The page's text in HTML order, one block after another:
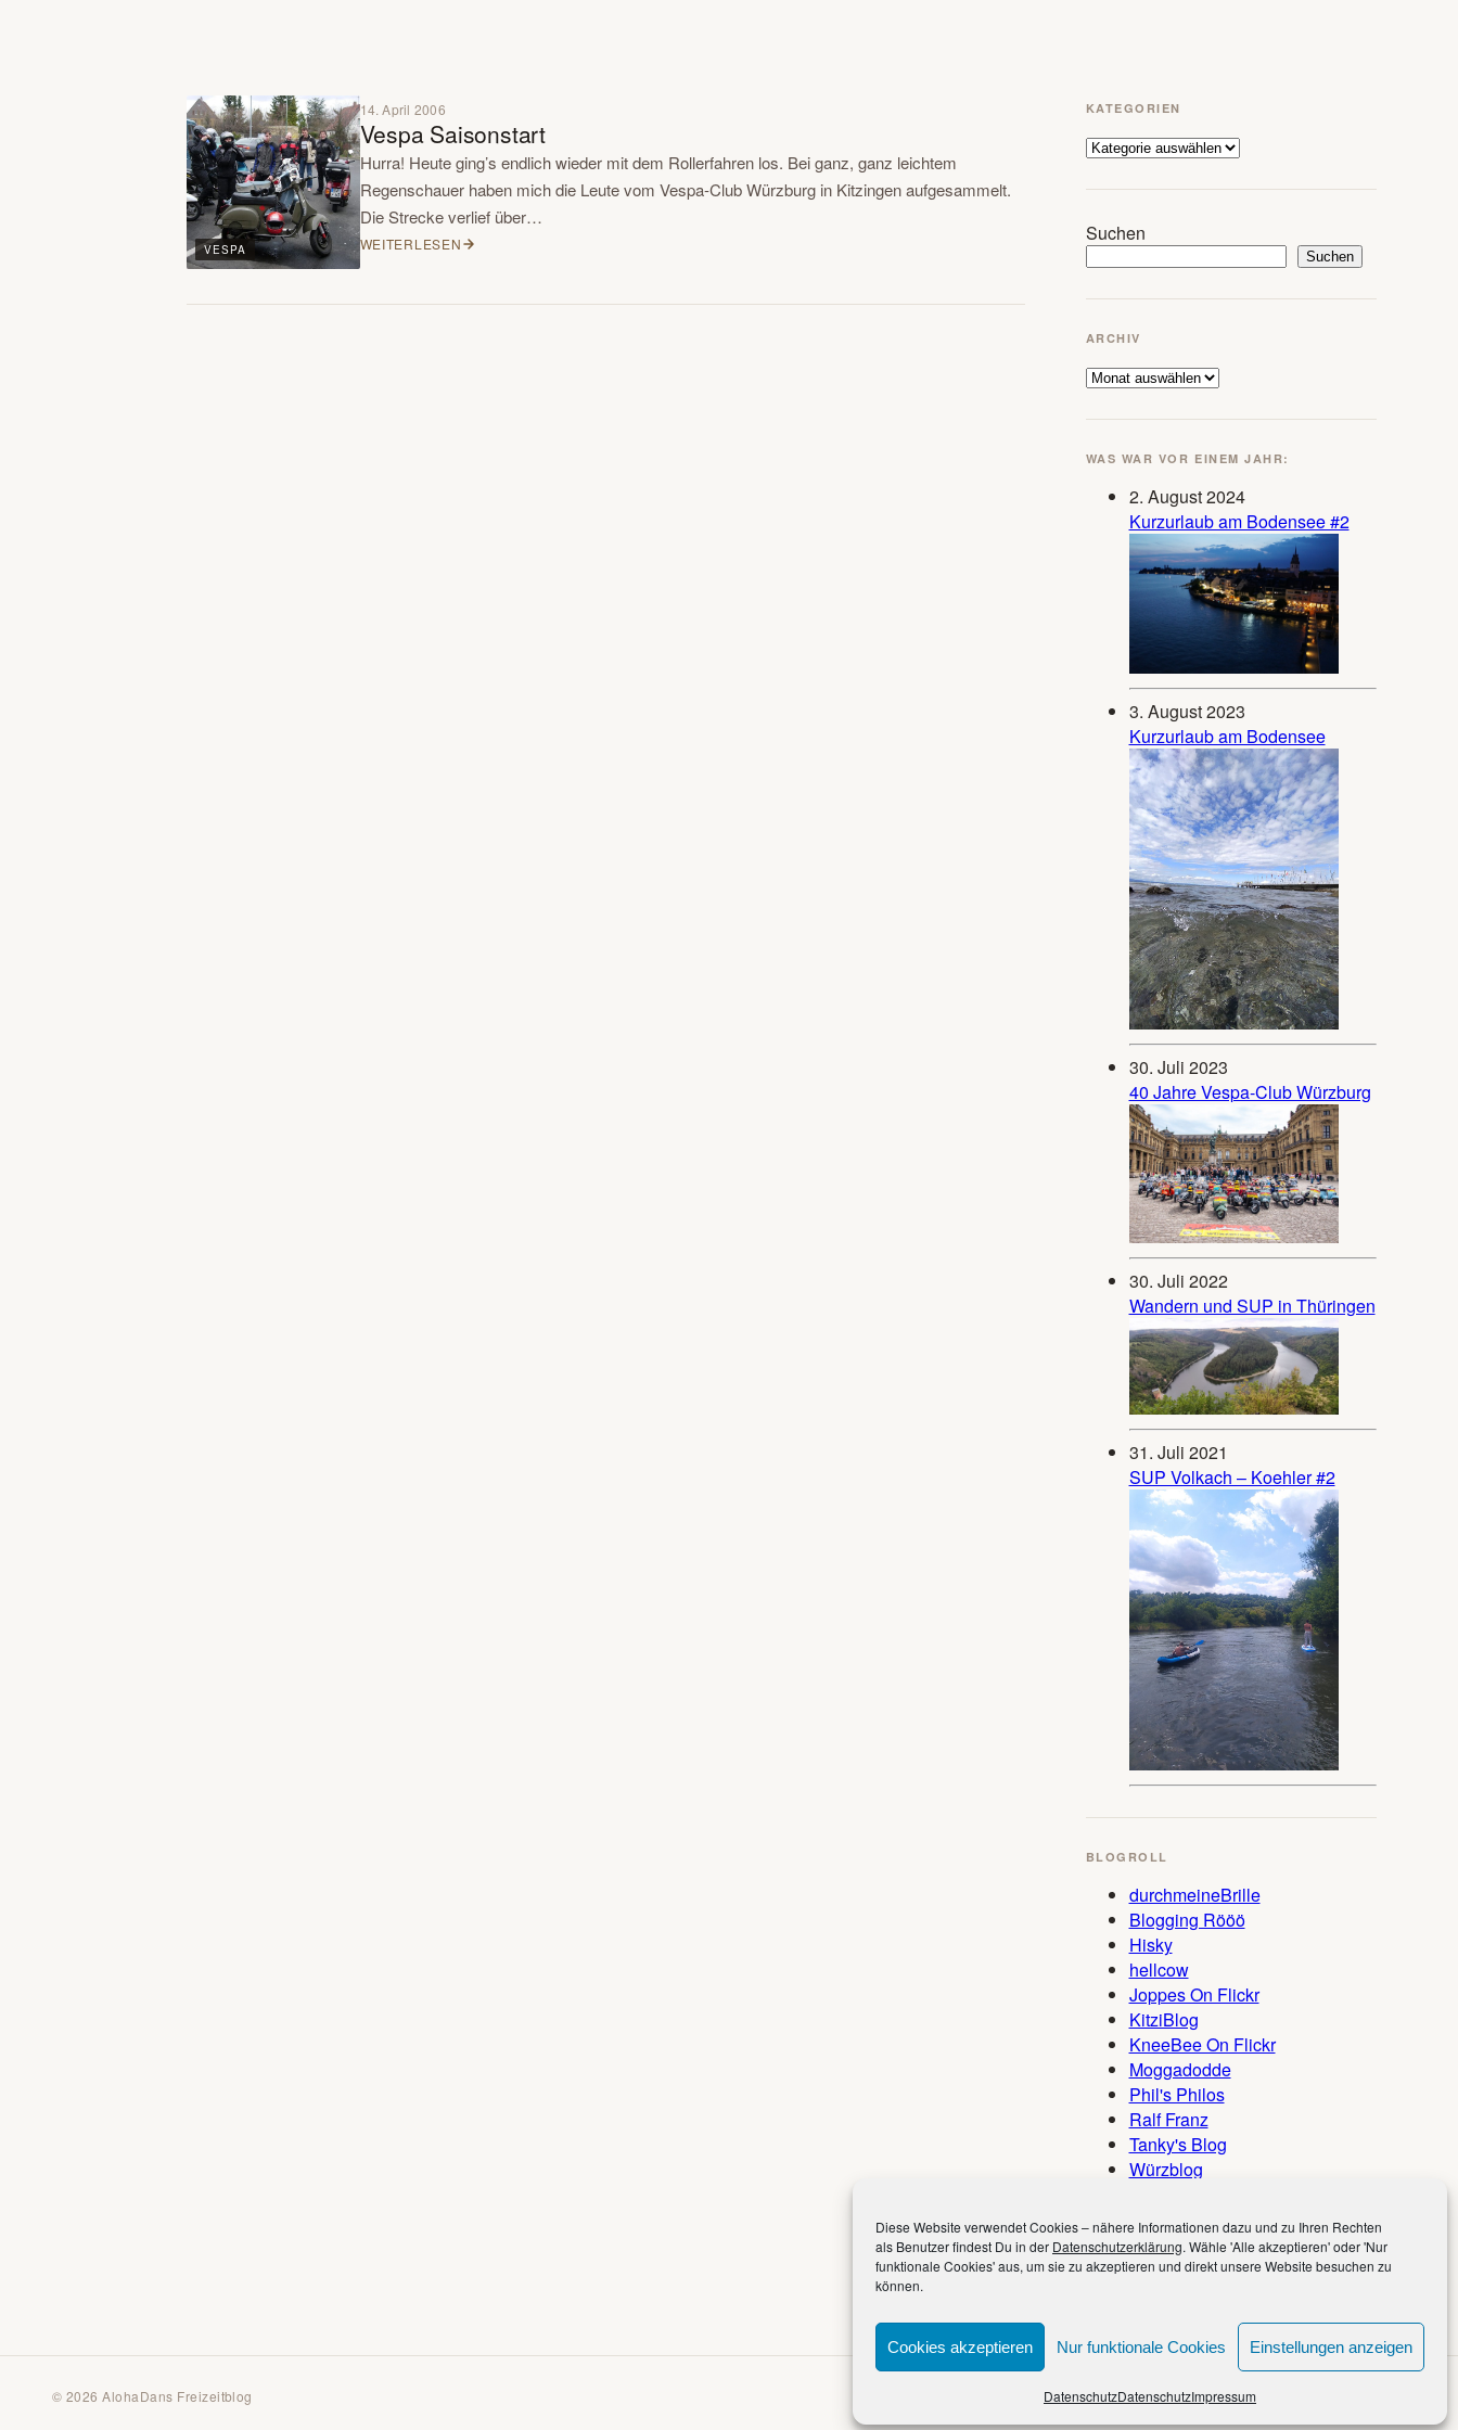
Diese Website verwendet Cookies – nähere Informationen dazu und zu Ihren Rechten
als Benutzer findest Du in der Datenschutzerklärung. Wähle 'Alle akzeptieren' oder 'Nur
funktionale Cookies' aus, um sie zu akzeptieren und direkt unsere Website besuchen zu
können.
Cookies akzeptieren Nur funktionale Cookies Einstellungen anzeigen
DatenschutzDatenschutzImpressum
VESPA
14. April 2006
Vespa Saisonstart
Hurra! Heute ging’s endlich wieder mit dem Rollerfahren los. Bei ganz, ganz leichtem
Regenschauer haben mich die Leute vom Vespa-Club Würzburg in Kitzingen aufgesammelt.
Die Strecke verlief über…
WEITERLESEN
KATEGORIEN
Kategorien
Suchen
Suchen
ARCHIV
Archiv
WAS WAR VOR EINEM JAHR:
2. August 2024
Kurzurlaub am Bodensee #2
3. August 2023
Kurzurlaub am Bodensee
30. Juli 2023
40 Jahre Vespa-Club Würzburg
30. Juli 2022
Wandern und SUP in Thüringen
31. Juli 2021
SUP Volkach – Koehler #2
BLOGROLL
durchmeineBrille
Blogging Rööö
Hisky
hellcow
Joppes On Flickr
KitziBlog
KneeBee On Flickr
Moggadodde
Phil's Philos
Ralf Franz
Tanky's Blog
Würzblog
© 2026 AlohaDans Freizeitblog